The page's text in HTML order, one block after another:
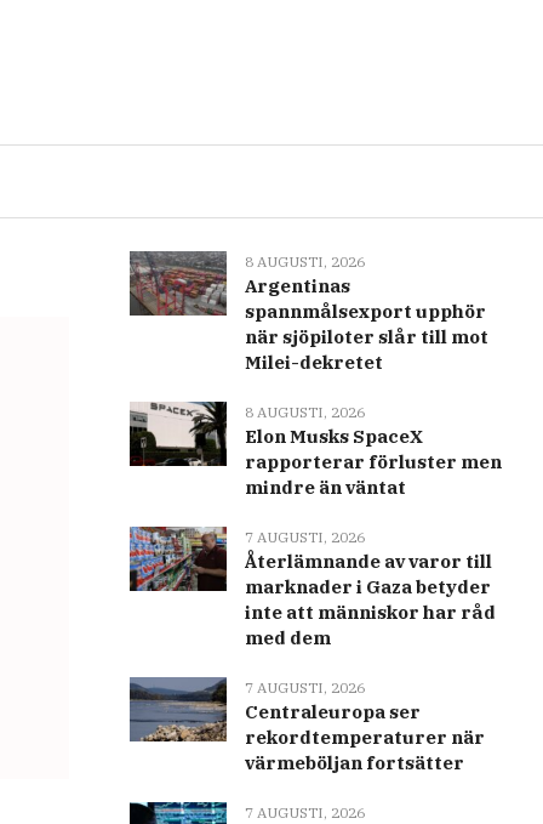
modellsäkerhet
8 AUGUSTI, 2026
Argentinas
spannmålsexport upphör
när sjöpiloter slår till mot
Milei-dekretet
8 AUGUSTI, 2026
Elon Musks SpaceX
rapporterar förluster men
mindre än väntat
7 AUGUSTI, 2026
Återlämnande av varor till
marknader i Gaza betyder
inte att människor har råd
med dem
7 AUGUSTI, 2026
Centraleuropa ser
rekordtemperaturer när
värmeböljan fortsätter
7 AUGUSTI, 2026